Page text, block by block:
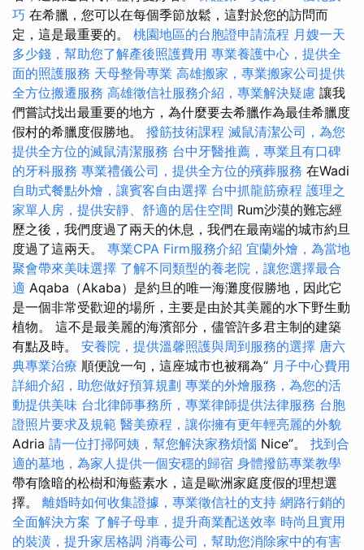
巧 在希臘，您可以在每個季節放鬆，這對於您的訪問而
定，這是最重要的。 桃園地區的台胞證申請流程 月嫂一天
多少錢，幫助您了解產後照護費用 專業養護中心，提供全
面的照護服務 天母整骨專業 高雄搬家，專業搬家公司提供
全方位搬遷服務 高雄徵信社服務介紹，專業解決疑慮 讓我
們嘗試找出最重要的地方，為什麼要去希臘作為最佳希臘度
假村的希臘度假勝地。 撥筋技術課程 滅鼠清潔公司，為您
提供全方位的滅鼠清潔服務 台中牙醫推薦，專業且有口碑
的牙科服務 專業禮儀公司，提供全方位的殯葬服務 在Wadi
自助式餐點外燴，讓賓客自由選擇 台中抓龍筋療程 護理之
家單人房，提供安靜、舒適的居住空間 Rum沙漠的難忘經
歷之後，我們度過了兩天的休息，我們在最南端的城市約旦
度過了這兩天。 專業CPA Firm服務介紹 宜蘭外燴，為當地
聚會帶來美味選擇 了解不同類型的養老院，讓您選擇最合
適 Aqaba（Akaba）是約旦的唯一海灘度假勝地，因此它
是一個非常受歡迎的場所，主要是由於其美麗的水下野生動
植物。 這不是最美麗的海濱部分，儘管許多君主制的建築
有點及時。 安養院，提供溫馨照護與周到服務的選擇 唐六
典專業治療 順便說一句，這座城市也被稱為“ 月子中心費用
詳細介紹，助您做好預算規劃 專業的外燴服務，為您的活
動提供美味 台北律師事務所，專業律師提供法律服務 台胞
證照片要求及規範 醫美療程，讓你擁有更年輕亮麗的外貌
Adria 請一位打掃阿姨，幫您解決家務煩惱 Nice”。 找到合
適的墓地，為家人提供一個安穩的歸宿 身體撥筋專業教學
帶有陰暗的松樹和海藍素水，這是歐洲家庭度假的理想選
擇。 離婚時如何收集證據，專業徵信社的支持 網路行銷的
全面解決方案 了解子母車，提升商業配送效率 時尚且實用
的裝潢，提升家居格調 消毒公司，幫助您消除家中的有害